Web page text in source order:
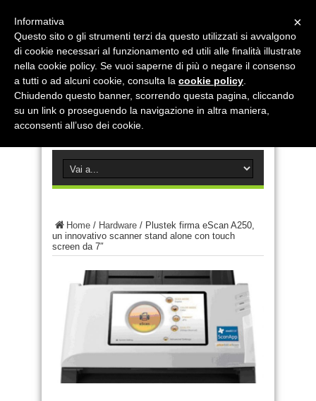
Home / Hardware / Plustek firma eScan A250,
un innovativo scanner stand alone con touch
screen da 7″
×
Informativa
Questo sito o gli strumenti terzi da questo utilizzati si avvalgono
di cookie necessari al funzionamento ed utili alle finalità illustrate
nella cookie policy. Se vuoi saperne di più o negare il consenso
a tutti o ad alcuni cookie, consulta la cookie policy
Chiudendo questo banner, scorrendo questa pagina, cliccando
su un link o proseguendo la navigazione in altra maniera,
acconsenti all’uso dei cookie.